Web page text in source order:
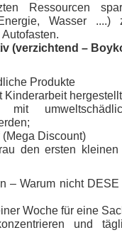
Ressourcen
Wasser ....)
(verzichtend –
Produkte
Kinderarbeit
(Mega Discount)
den ersten
– Warum nicht
Woche für eine
und